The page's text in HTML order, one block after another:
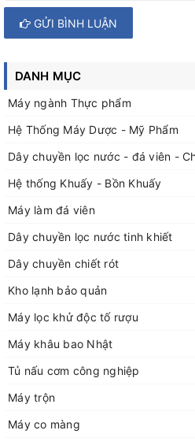
GỬI BÌNH LUẬN
DANH MỤC
Máy ngành Thực phẩm
Hệ Thống Máy Dược - Mỹ Phẩm
Dây chuyền lọc nước - đá viên -
Hệ thống Khuấy - Bồn Khuấy
Máy làm đá viên
Dây chuyền lọc nước tinh khiết
Dây chuyền chiết rót
Kho lạnh bảo quản
Máy lọc khử độc tố rượu
Máy khâu bao Nhật
Tủ nấu cơm công nghiệp
Máy trộn
Máy co màng